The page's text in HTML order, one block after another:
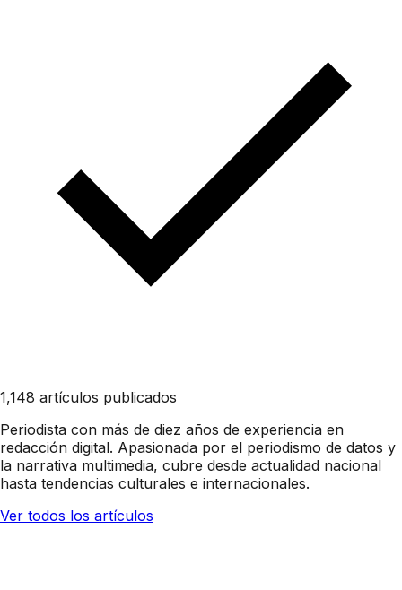
1,148 artículos publicados
Periodista con más de diez años de experiencia en
redacción digital. Apasionada por el periodismo de datos y
la narrativa multimedia, cubre desde actualidad nacional
hasta tendencias culturales e internacionales.
Ver todos los artículos